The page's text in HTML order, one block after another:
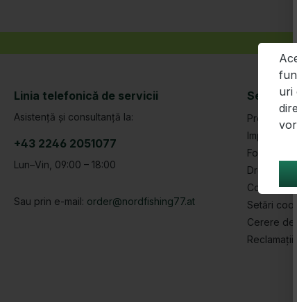
Linia telefonică de servicii
Asistență și consultanță la:
+43 2246 2051077
Lun–Vin, 09:00 – 18:00
Sau prin e-mail: order@nordfishing77.at
Serviciu
Protejarea
Imprima
Formular
Dreptul de
Condiții
Setări
Cerere de
Reclamații
uri